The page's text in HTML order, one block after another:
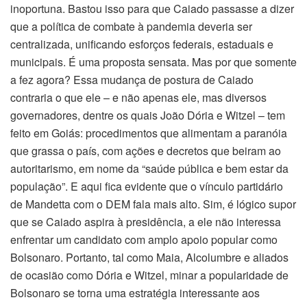
inoportuna. Bastou isso para que Caiado passasse a dizer
que a política de combate à pandemia deveria ser
centralizada, unificando esforços federais, estaduais e
municipais. É uma proposta sensata. Mas por que somente
a fez agora? Essa mudança de postura de Caiado
contraria o que ele – e não apenas ele, mas diversos
governadores, dentre os quais João Dória e Witzel – tem
feito em Goiás: procedimentos que alimentam a paranóia
que grassa o país, com ações e decretos que beiram ao
autoritarismo, em nome da “saúde pública e bem estar da
população”. E aqui fica evidente que o vínculo partidário
de Mandetta com o DEM fala mais alto. Sim, é lógico supor
que se Caiado aspira à presidência, a ele não interessa
enfrentar um candidato com amplo apoio popular como
Bolsonaro. Portanto, tal como Maia, Alcolumbre e aliados
de ocasião como Dória e Witzel, minar a popularidade de
Bolsonaro se torna uma estratégia interessante aos